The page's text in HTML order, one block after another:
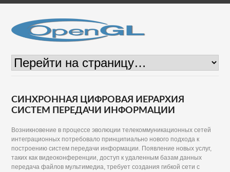
СИНХРОННАЯ ЦИФРОВАЯ ИЕРАРХИЯ
СИСТЕМ ПЕРЕДАЧИ ИНФОРМАЦИИ
Возникновение в процессе эволюции телекоммуникационных сетей
интеграционных потребовало принципиально нового подхода к
построению систем передачи информации. Появление новых услуг,
таких как видеоконференции, доступ к удаленным базам данных
передача файлов мультимедиа, требует создания гибкой сети с